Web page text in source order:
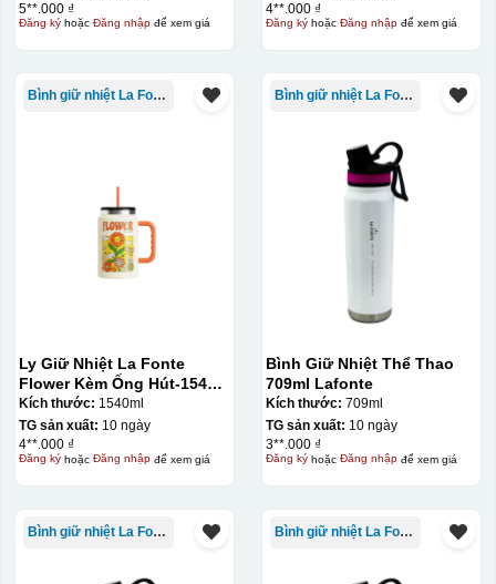
Đây là giấy decal đã in xong, đang chờ khô để cắt dán
Bước 2: Dán decal lên gốm sứĐể dán decal lên gốm
5**.000 ₫
Đăng kýhoặc Đăng nhậpđể xem giá
4**.000 ₫
Đăng kýhoặc Đăng nhậpđể xem giá
Bình giữ nhiệt La Fonte
Ly Giữ Nhiệt La Fonte
Flower Kèm Ống Hút-1540
ml-014786
Kích thước: 1540ml
TG sản xuất: 10 ngày
4**.000 ₫
Đăng kýhoặc Đăng nhậpđể xem giá
Bình giữ nhiệt La Fonte
Bình Giữ Nhiệt Thể Thao
709ml Lafonte
Kích thước: 709ml
TG sản xuất: 10 ngày
3**.000 ₫
Đăng kýhoặc Đăng nhậpđể xem giá
Bình giữ nhiệt La Fonte Bình giữ nhiệt La Fonte